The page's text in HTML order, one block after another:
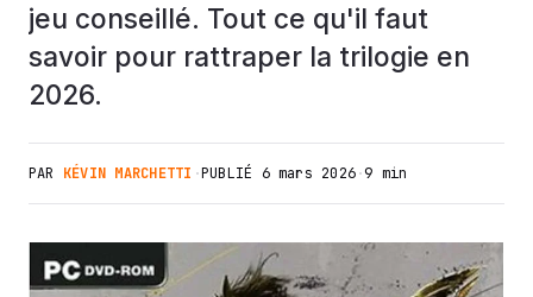
jeu conseillé. Tout ce qu'il faut
savoir pour rattraper la trilogie en
2026.
PAR KÉVIN MARCHETTI ·PUBLIÉ 6 mars 2026·9 min